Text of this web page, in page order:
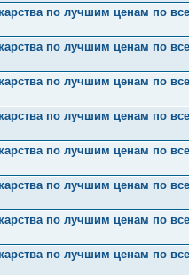
по лучшим ценам по
по лучшим ценам по
по лучшим ценам по
по лучшим ценам по
по лучшим ценам по
по лучшим ценам по
по лучшим ценам по
по лучшим ценам по